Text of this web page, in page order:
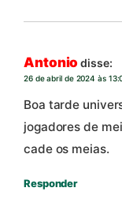
Antonio disse:
26 de abril de 2024 às
Boa tarde
jogadores de
cade os meias.
Responder